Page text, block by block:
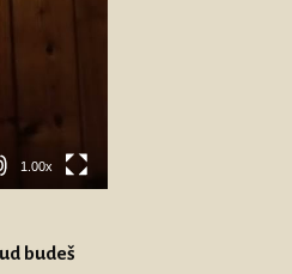
1.00x
budeš